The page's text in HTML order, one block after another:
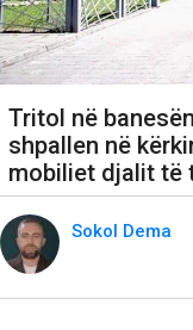
Tritol në
shpallen në
mobiliet djalit të
Sokol Dema